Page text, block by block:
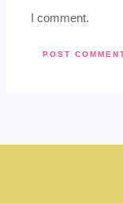
I comment.